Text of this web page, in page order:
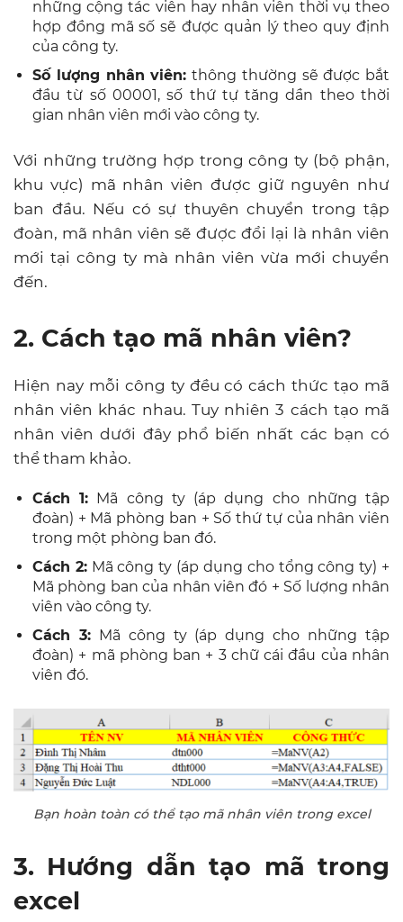
những cộng tác viên hay nhân viên thời vụ theo
hợp đồng mã số sẽ được quản lý theo quy định
của công ty.
Số lượng nhân viên: thông thường sẽ được bắt
đầu từ số 00001, số thứ tự tăng dần theo thời
gian nhân viên mới vào công ty.
Với những trường hợp trong công ty (bộ phận,
khu vực) mã nhân viên được giữ nguyên như
ban đầu. Nếu có sự thuyên chuyển trong tập
đoàn, mã nhân viên sẽ được đổi lại là nhân viên
mới tại công ty mà nhân viên vừa mới chuyển
đến.
2. Cách tạo mã nhân viên?
Hiện nay mỗi công ty đều có cách thức tạo mã
nhân viên khác nhau. Tuy nhiên 3 cách tạo mã
nhân viên dưới đây phổ biến nhất các bạn có
thể tham khảo.
Cách 1: Mã công ty (áp dụng cho những tập
đoàn) + Mã phòng ban + Số thứ tự của nhân viên
trong một phòng ban đó.
Cách 2:Mã công ty (áp dụng cho tổng công ty) +
Mã phòng ban của nhân viên đó + Số lượng nhân
viên vào công ty.
Cách 3:Mã công ty (áp dụng cho những tập
đoàn) + mã phòng ban + 3 chữ cái đầu của nhân
viên đó.
Bạn hoàn toàn có thể tạo mã nhân viên trong excel
3. Hướng dẫn tạo mã trong
excel